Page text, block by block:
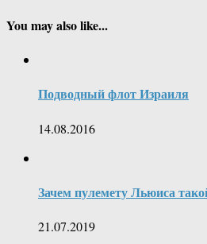
You may also like...
Подводный флот Израиля
14.08.2016
Зачем пулемету Льюиса
21.07.2019